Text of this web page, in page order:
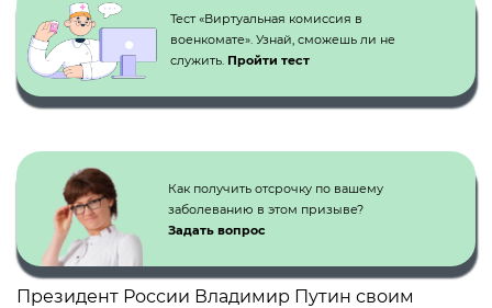
Тест «Виртуальная комиссия в
военкомате». Узнай, сможешь ли не
служить. Пройти тест
Как получить отсрочку по вашему
заболеванию в этом призыве?
Задать вопрос
Президент России Владимир Путин своим